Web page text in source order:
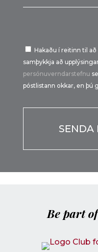
Hakaðu í reitinn til
samþykkja að
persónuverndarstefnu
póstlistann okkar, en
Be part